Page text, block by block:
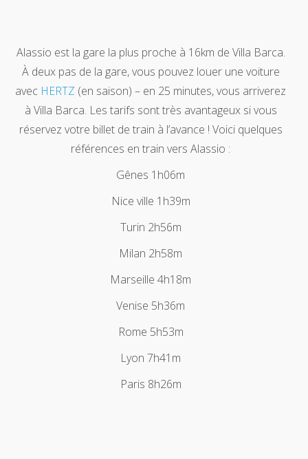
Alassio est la gare la plus proche à 16km de Villa Barca.
À deux pas de la gare, vous pouvez louer une voiture
avec HERTZ (en saison) – en 25 minutes, vous arriverez
à Villa Barca. Les tarifs sont très avantageux si vous
réservez votre billet de train à l’avance ! Voici quelques
références en train vers Alassio :
Gênes 1h06m
Nice ville 1h39m
Turin 2h56m
Milan 2h58m
Marseille 4h18m
Venise 5h36m
Rome 5h53m
Lyon 7h41m
Paris 8h26m